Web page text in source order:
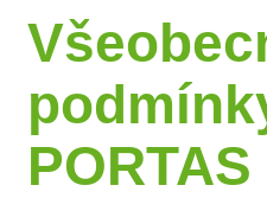
Renovace dveří
O nás
PORTAS